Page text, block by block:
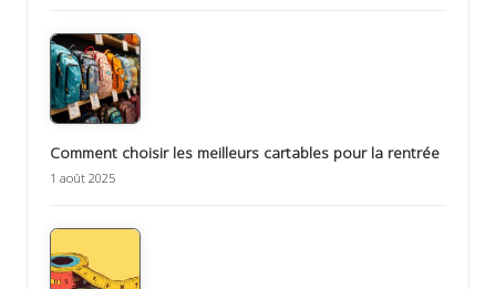
Comment choisir les meilleurs cartables pour la rentrée
1 août 2025